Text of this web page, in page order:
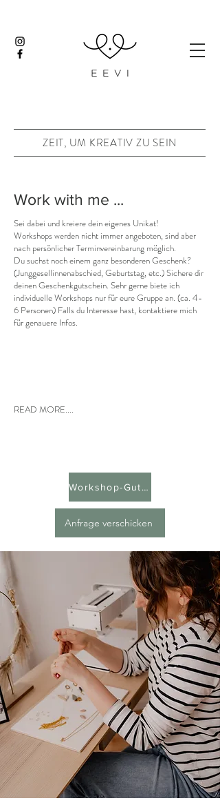
ZEIT, UM KREATIV ZU SEIN
Work with me ...
Sei dabei und kreiere dein eigenes Unikat!
Workshops werden nicht immer angeboten, sind aber
nach persönlicher Terminvereinbarung möglich.
Du suchst noch einem ganz besonderen Geschenk?
(Junggesellinnenabschied, Geburtstag, etc.) Sichere dir
deinen Geschenkgutschein. Sehr gerne biete ich
individuelle Workshops nur für eure Gruppe an. (ca. 4-
6 Personen) Falls du Interesse hast, kontaktiere mich
für genauere Infos.
READ MORE....
Workshop-Gutschein
Anfrage verschicken